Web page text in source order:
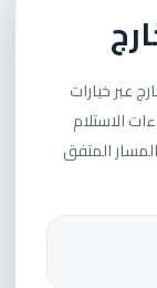
عبر خيارات
الاستلام
المتفق